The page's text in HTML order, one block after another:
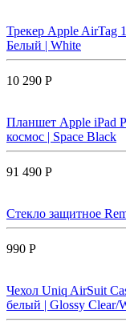
Трекер Apple AirTag
Белый | White
10 290 Р
Планшет Apple iPad
космос | Space Black
91 490 Р
Стекло защитное
990 Р
Чехол Uniq AirSuit
белый | Glossy Clear/